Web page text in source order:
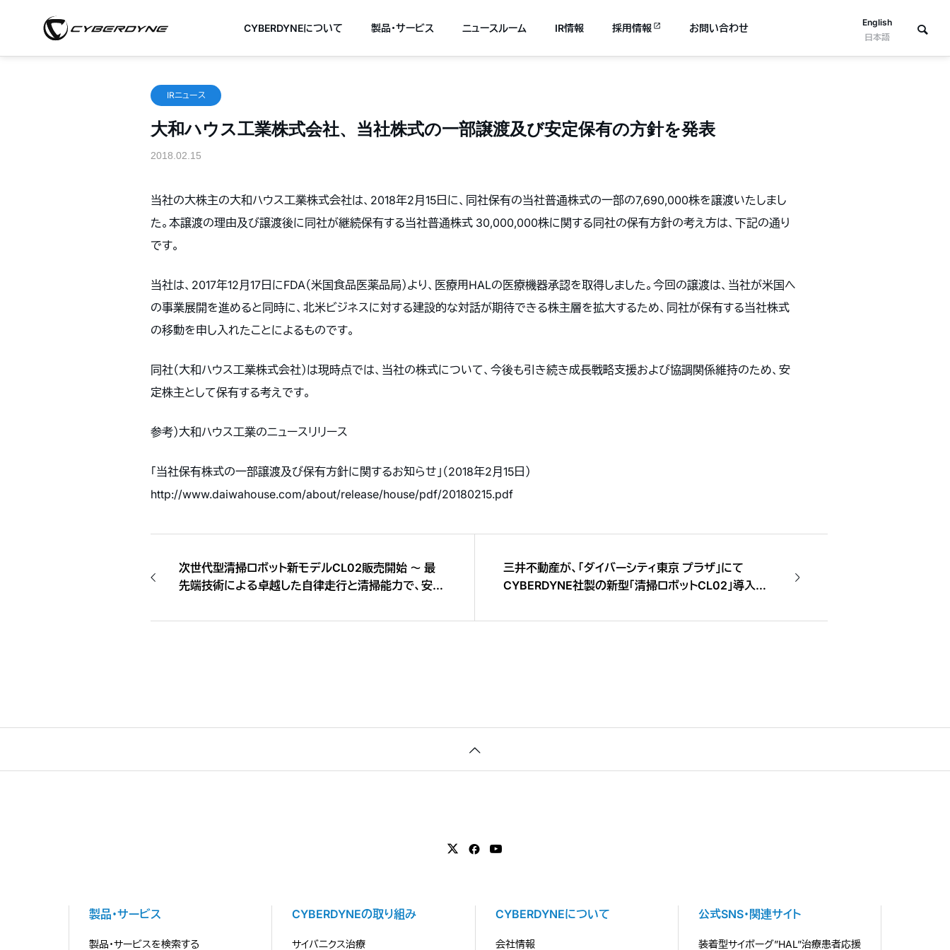
English
日本語
CYBERDYNEについて 製品・サービス ニュースルーム IR情報 採用情報 お問い合わせ
IRニュース
大和ハウス工業株式会社、当社株式の一部譲渡及び安定保有の方針を発表
2018.02.15
当社の大株主の大和ハウス工業株式会社は、 2018年2月 15日に、同社保有の当社普通株式の一部の7,690,000株を譲渡いたしまし
た。本譲渡の理由及び譲渡後に同社が継続保有する当社普通株式 30,000,000株に関する同社の保有方針の考え方は、下記の通り
です。
当社は、 2017年12月 17日にFDA（米国食品医薬品局）より、医療用 HALの医療機器承認を取得しました。今回の譲渡は、当社が米国へ
の事業展開を進めると同時に、北米ビジネスに対する建設的な対話が期待できる株主層を拡大するため、同社が保有する当社株式
の移動を申し入れたことによるものです。
同社（大和ハウス工業株式会社）は現時点では、当社の株式について、今後も引き続き成長戦略支援および協調関係維持のため、安
定株主として保有する考えです。
参考）大和ハウス工業のニュースリリース
「当社保有株式の一部譲渡及び保有方針に関するお知らせ」（2018年2月 15日）
http://www.daiwahouse.com/about/release/house/pdf/20180215.pdf
次世代型清掃ロボット新モデルCL02販売開始 ～ 最
先端技術による卓越した自律走行と清掃能力で、安全
三井不動産が、「ダイバーシティ東京 プラザ」にて
CYBERDYNE社製の新型「清掃ロボットCL02」導入決
製品・サービス
製品・サービスを検索する
CYBERDYNEの取り組み
サイバニクス治療
CYBERDYNEについて
会社情報
公式SNS・関連サイト
装着型サイボーグ”HAL”治療患者応援